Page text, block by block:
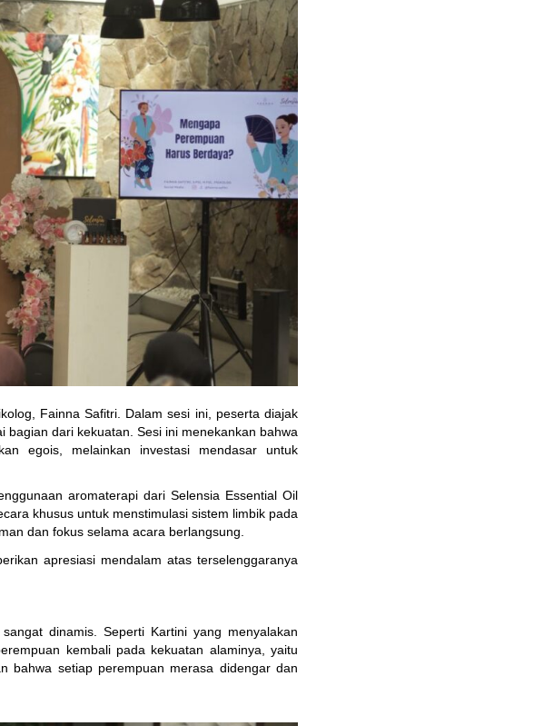
Fainna Safitri. Dalam sesi ini, peserta diajak
dari kekuatan. Sesi ini menekankan bahwa
egois, melainkan investasi mendasar untuk
aromaterapi dari Selensia Essential Oil
khusus untuk menstimulasi sistem limbik pada
dan fokus selama acara berlangsung.
apresiasi mendalam atas terselenggaranya
dinamis. Seperti Kartini yang menyalakan
kembali pada kekuatan alaminya, yaitu
bahwa setiap perempuan merasa didengar dan